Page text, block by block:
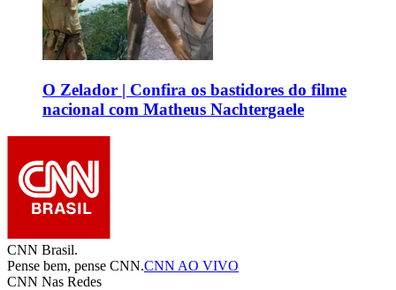
O Zelador | Confira os bastidores do filme
nacional com Matheus Nachtergaele
CNN Brasil.
Pense bem, pense CNN.CNN AO VIVO
CNN Nas Redes